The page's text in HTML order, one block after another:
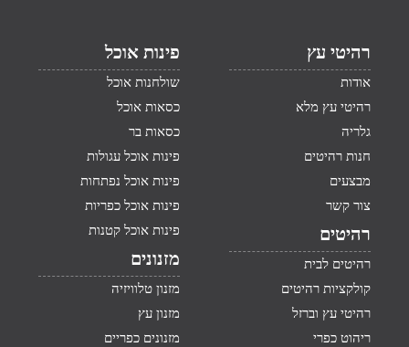
רהיטי עץ
אודות
רהיטי עץ מלא
גלריה
חנות רהיטים
מבצעים
צור קשר
רהיטים
רהיטים לבית
קולקציות רהיטים
רהיטי עץ וברזל
ריהוט כפרי
פינות אוכל
שולחנות אוכל
כסאות אוכל
כסאות בר
פינות אוכל עגולות
פינות אוכל נפתחות
פינות אוכל כפריות
פינות אוכל קטנות
מזנונים
מזנון טלוויזיה
מזנון עץ
מזנונים כפריים